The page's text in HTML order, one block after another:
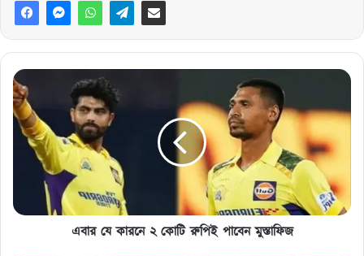
এবার
যে
কারনে
কোটি
এবার যে কারনে ২ কোটি রুপিই পাবেন মুস্তাফিজ